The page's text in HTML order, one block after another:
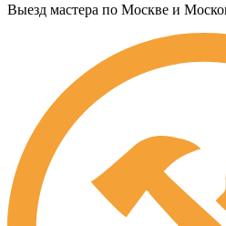
Выезд мастера по Москве и